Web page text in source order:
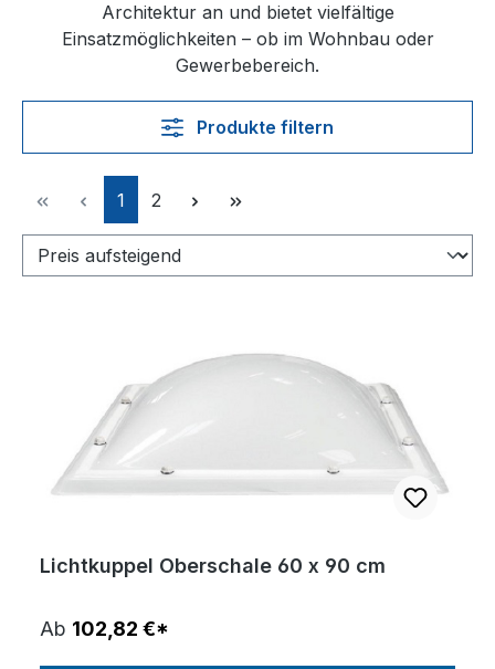
Architektur an und bietet vielfältige
Einsatzmöglichkeiten – ob im Wohnbau oder
Gewerbebereich.
Produkte filtern
Seite
1 Seite
2
Lichtkuppel Oberschale 60 x 90 cm
Ab 102,82 €*